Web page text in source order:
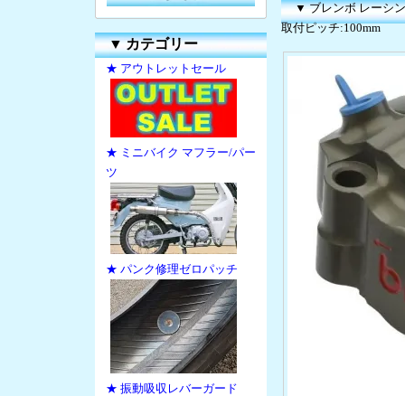
▼カテゴリー
★ アウトレットセール
★ ミニバイク マフラー/パー
ツ
★ パンク修理ゼロパッチ
★ 振動吸収レバーガード
▼ ブレンボ レーシ
取付ピッチ:100mm